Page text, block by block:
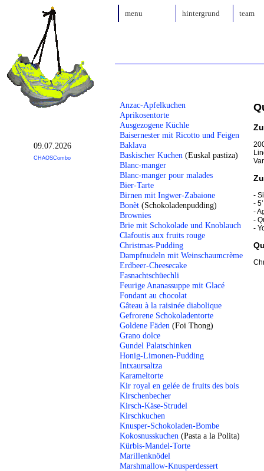
-
-
-
-
-
Anzac-Apfelkuchen
Aprikosentorte
Ausgezogene Küchle
Baisernester mit Ricotto und Feigen
Baklava
Baskischer Kuchen (Euskal pastiza)
Blanc-manger
Blanc-manger pour malades
Bier-Tarte
Birnen mit Ingwer-Zabaione
Bonèt (Schokoladenpudding)
Brownies
Brie mit Schokolade und Knoblauch
Clafoutis aux fruits rouge
Christmas-Pudding
Dampfnudeln mit Weinschaumcrème
Erdbeer-Cheesecake
Fasnachtschüechli
Feurige Ananassuppe mit Glacé
Fondant au chocolat
Gâteau à la raisinée diabolique
Gefrorene Schokoladentorte
Goldene Fäden (Foi Thong)
Grano dolce
Gundel Palatschinken
Honig-Limonen-Pudding
Intxaursaltza
Karameltorte
Kir royal en gelée de fruits des bois
Kirschenbecher
Kirsch-Käse-Strudel
Kirschkuchen
Knusper-Schokoladen-Bombe
Kokosnusskuchen (Pasta a la Polita)
Kürbis-Mandel-Torte
Marillenknödel
Marshmallow-Knusperdessert
09.07.2026
CHAOSCombo
menu hintergrund team